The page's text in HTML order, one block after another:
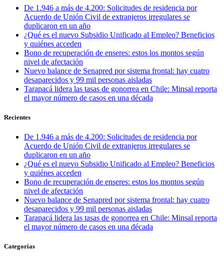
De 1.946 a más de 4.200: Solicitudes de residencia por
Acuerdo de Unión Civil de extranjeros irregulares se
duplicaron en un año
¿Qué es el nuevo Subsidio Unificado al Empleo? Beneficios
y quiénes acceden
Bono de recuperación de enseres: estos los montos según
nivel de afectación
Nuevo balance de Senapred por sistema frontal: hay cuatro
desaparecidos y 99 mil personas aisladas
Tarapacá lidera las tasas de gonorrea en Chile: Minsal reporta
el mayor número de casos en una década
Recientes
De 1.946 a más de 4.200: Solicitudes de residencia por
Acuerdo de Unión Civil de extranjeros irregulares se
duplicaron en un año
¿Qué es el nuevo Subsidio Unificado al Empleo? Beneficios
y quiénes acceden
Bono de recuperación de enseres: estos los montos según
nivel de afectación
Nuevo balance de Senapred por sistema frontal: hay cuatro
desaparecidos y 99 mil personas aisladas
Tarapacá lidera las tasas de gonorrea en Chile: Minsal reporta
el mayor número de casos en una década
Categorias